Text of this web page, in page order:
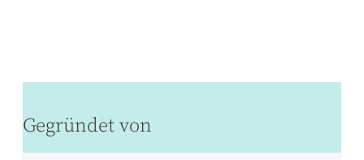
Gegründet von